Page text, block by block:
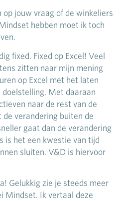
jouw vraag of de winkeliers
hebben moet ik toch
fixed. Fixed op Excel! Veel
zitten naar mijn mening
op Excel met het laten
Met daaraan
naar de rest van de
verandering buiten de
gaat dan de verandering
is het een kwestie van tijd
sluiten. V&D is hiervoor
Gelukkig zie je steeds meer
Mindset. Ik vertaal deze